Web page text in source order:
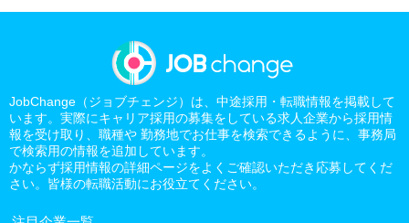
JobChange（ジョブチェンジ）は、中途採用・転職情報を掲載して
います。実際にキャリア採用の募集をしている求人企業から採用情
報を受け取り、職種や 勤務地でお仕事を検索できるように、事務局
で検索用の情報を追加しています。
かならず採用情報の詳細ページをよくご確認いただき応募してくだ
さい。皆様の転職活動にお役立てください。